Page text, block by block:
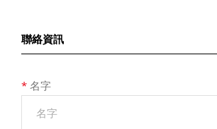
聯絡資訊
* 名字